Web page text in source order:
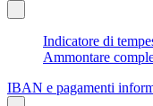
Indicatore di
Ammontare
IBAN e pagamenti